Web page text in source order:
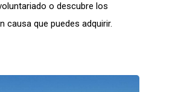
o descubre los
causa que puedes adquirir.